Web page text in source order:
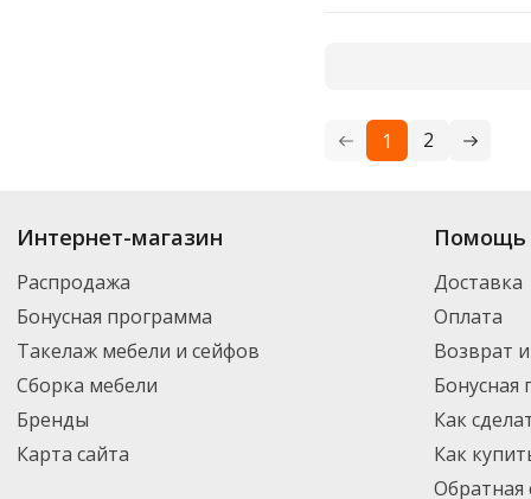
1 2
Купить
. В ассортименте интернет-
выбрать нужный товар и добавить его в корзину для дальнейшего
транспортной компанией DPD. Для постоянных клиентов - скидка,
Интернет-магазин
Распродажа
Бонусная программа
Такелаж мебели и сейфов
Сборка мебели
Бренды
Карта сайта
Помощь
Доставка
Оплата
Возврат
Бонусная
Как
Как
Обратная